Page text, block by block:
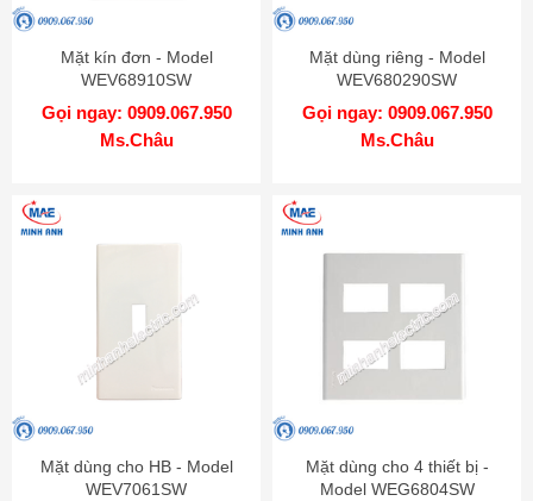
Mặt kín đơn - Model
WEV68910SW
Gọi ngay: 0909.067.950
Ms.Châu
Mặt dùng riêng - Model
WEV680290SW
Gọi ngay: 0909.067.950
Ms.Châu
Mặt dùng cho HB - Model
WEV7061SW
Mặt dùng cho 4 thiết bị -
Model WEG6804SW